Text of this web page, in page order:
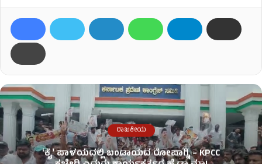
ರಾಜಕೀಯ
ʻಕೈʼ​ ಪಾಳಯದಲ್ಲಿ ಬಂಡಾಯದ ರೋಷಾಗ್ನಿ – KPCC